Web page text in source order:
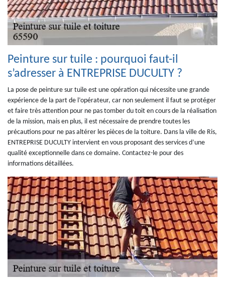
Peinture sur tuile : pourquoi faut-il
s’adresser à ENTREPRISE DUCULTY ?
La pose de peinture sur tuile est une opération qui nécessite une grande
expérience de la part de l’opérateur, car non seulement il faut se protéger
et faire très attention pour ne pas tomber du toit en cours de la réalisation
de la mission, mais en plus, il est nécessaire de prendre toutes les
précautions pour ne pas altérer les pièces de la toiture. Dans la ville de Ris,
ENTREPRISE DUCULTY intervient en vous proposant des services d’une
qualité exceptionnelle dans ce domaine. Contactez-le pour des
informations détaillées.